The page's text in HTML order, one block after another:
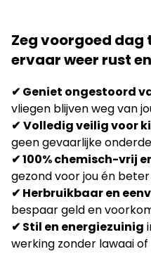
Zeg voorgoed dag
ervaar weer rust
✔ Geniet ongestoord
vliegen blijven weg van
✔ Volledig veilig voor
geen gevaarlijke
✔ 100% chemisch-vrij
gezond voor jou én
✔ Herbruikbaar en
bespaar geld en
✔ Stil en energiezuinig
werking zonder lawaai